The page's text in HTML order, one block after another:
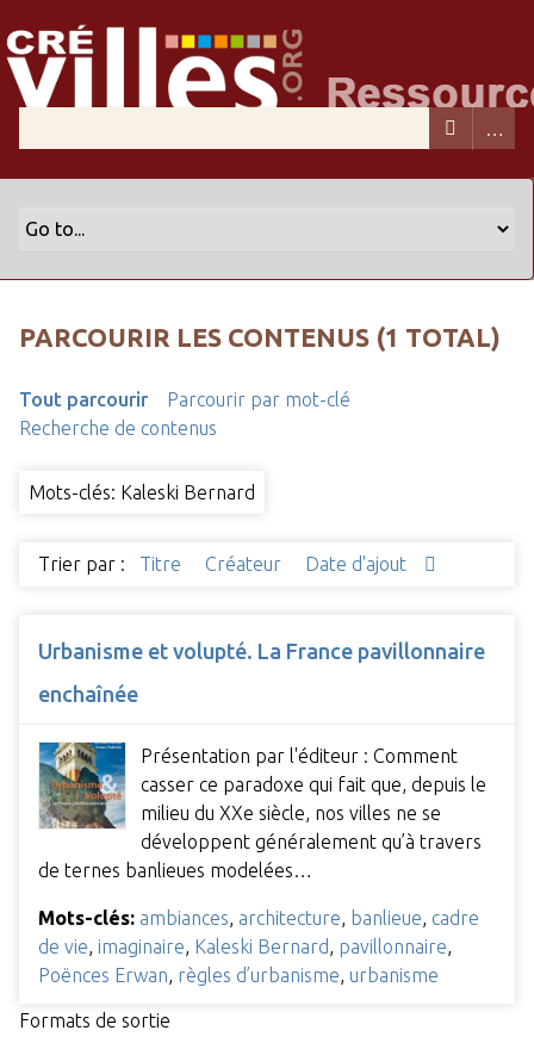
PARCOURIR LES CONTENUS (1 TOTAL)
Tout parcourir
Parcourir par mot-clé
Recherche de contenus
Mots-clés: Kaleski Bernard
Trier par : Titre Créateur Date d'ajout
Urbanisme et volupté. La France pavillonnaire
enchaînée
Présentation par l'éditeur : Comment
casser ce paradoxe qui fait que, depuis le
milieu du XXe siècle, nos villes ne se
développent généralement qu’à travers
de ternes banlieues modelées…
Mots-clés: ambiances architecture banlieue cadre
de vie imaginaire Kaleski Bernard pavillonnaire
Poënces Erwan règles d’urbanisme urbanisme
Formats de sortie